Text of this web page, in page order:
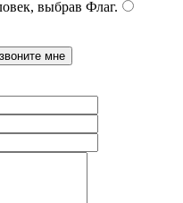
выбрав Флаг.